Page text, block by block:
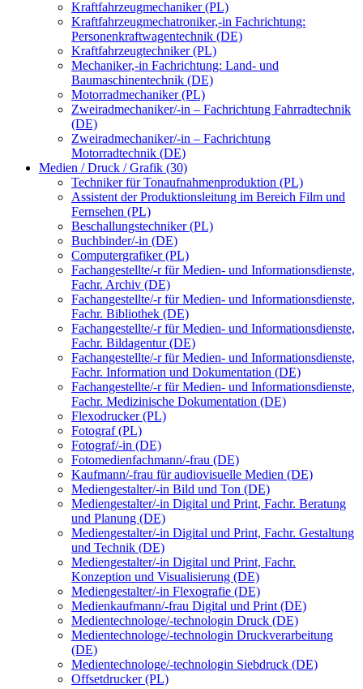
Kraftfahrzeugmechaniker (PL)
Kraftfahrzeugmechatroniker,-in Fachrichtung:
Personenkraftwagentechnik (DE)
Kraftfahrzeugtechniker (PL)
Mechaniker,-in Fachrichtung: Land- und
Baumaschinentechnik (DE)
Motorradmechaniker (PL)
Zweiradmechaniker/-in – Fachrichtung Fahrradtechnik
(DE)
Zweiradmechaniker/-in – Fachrichtung
Motorradtechnik (DE)
Medien / Druck / Grafik (30)
Techniker für Tonaufnahmenproduktion (PL)
Assistent der Produktionsleitung im Bereich Film und
Fernsehen (PL)
Beschallungstechniker (PL)
Buchbinder/-in (DE)
Computergrafiker (PL)
Fachangestellte/-r für Medien- und Informationsdienste,
Fachr. Archiv (DE)
Fachangestellte/-r für Medien- und Informationsdienste,
Fachr. Bibliothek (DE)
Fachangestellte/-r für Medien- und Informationsdienste,
Fachr. Bildagentur (DE)
Fachangestellte/-r für Medien- und Informationsdienste,
Fachr. Information und Dokumentation (DE)
Fachangestellte/-r für Medien- und Informationsdienste,
Fachr. Medizinische Dokumentation (DE)
Flexodrucker (PL)
Fotograf (PL)
Fotograf/-in (DE)
Fotomedienfachmann/-frau (DE)
Kaufmann/-frau für audiovisuelle Medien (DE)
Mediengestalter/-in Bild und Ton (DE)
Mediengestalter/-in Digital und Print, Fachr. Beratung
und Planung (DE)
Mediengestalter/-in Digital und Print, Fachr. Gestaltung
und Technik (DE)
Mediengestalter/-in Digital und Print, Fachr.
Konzeption und Visualisierung (DE)
Mediengestalter/-in Flexografie (DE)
Medienkaufmann/-frau Digital und Print (DE)
Medientechnologe/-technologin Druck (DE)
Medientechnologe/-technologin Druckverarbeitung
(DE)
Medientechnologe/-technologin Siebdruck (DE)
Offsetdrucker (PL)